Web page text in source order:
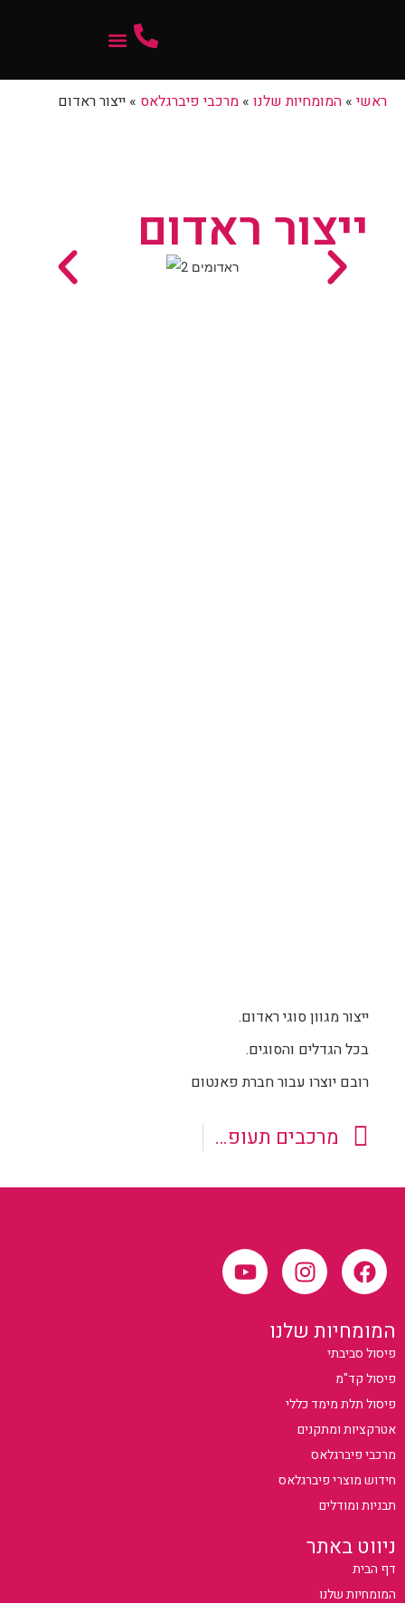
ראשי » המומחיות שלנו » מרכבי פיברגלאס » ייצור ראדום
ייצור מגוון סוגי ראדום.
בכל הגדלים והסוגים.
רובם יוצרו עבור חברת פאנטום
מרכבים תעופתי מפיברגלס
ייצור ראדום
המומחיות שלנו
פיסול סביבתי
פיסול קד"מ
פיסול תלת מימד כללי
אטרקציות ומתקנים
מרכבי פיברגלאס
חידוש מוצרי פיברגלאס
תבניות ומודלים
ניווט באתר
דף הבית
המומחיות שלנו